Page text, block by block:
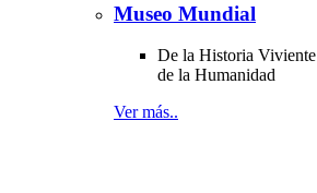
Museo Mundial
De la Historia Viviente
de la Humanidad
Ver más..